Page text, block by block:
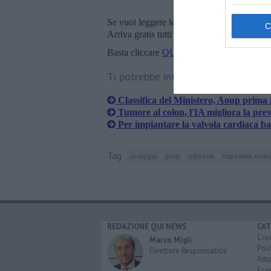
Se vuoi leggere le notizie principali della
Arriva gratis tutti i giorni alle 20:00
Basta cliccare QUI
Ti potrebbe interessare anche:
Classifica del Ministero, Aoup prima
Tumore al colon, l'IA migliora la
Per impiantare la valvola cardiaca
Tag urologia pisa odissea ospedale
REDAZIONE QUI NEWS
Marco Migli
Direttore Responsabile